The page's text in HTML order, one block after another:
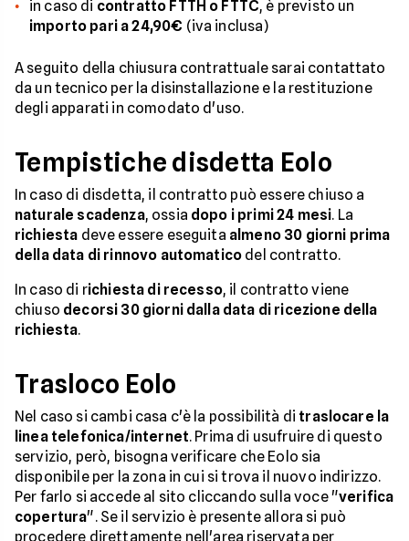
in caso di contratto FTTH o FTTC, è previsto un
importo pari a 24,90€ (iva inclusa)
A seguito della chiusura contrattuale sarai contattato
da un tecnico per la disinstallazione e la restituzione
degli apparati in comodato d'uso.
Tempistiche disdetta Eolo
In caso di disdetta, il contratto può essere chiuso a
naturale scadenza, ossia dopo i primi 24 mesi. La
richiesta deve essere eseguita almeno 30 giorni prima
della data di rinnovo automatico del contratto.
In caso di richiesta di recesso, il contratto viene
chiuso decorsi 30 giorni dalla data di ricezione della
richiesta.
Trasloco Eolo
Nel caso si cambi casa c'è la possibilità di traslocare la
linea telefonica/internet. Prima di usufruire di questo
servizio, però, bisogna verificare che Eolo sia
disponibile per la zona in cui si trova il nuovo indirizzo.
Per farlo si accede al sito cliccando sulla voce "verifica
copertura". Se il servizio è presente allora si può
procedere direttamente nell'area riservata per